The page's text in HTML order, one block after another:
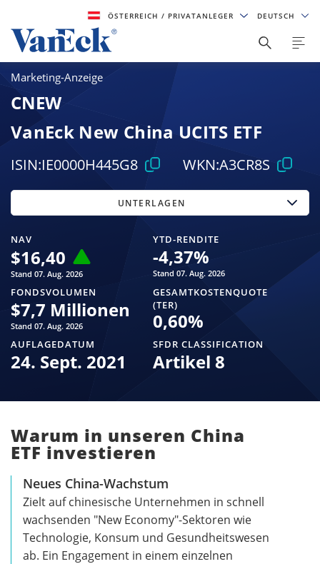
ÖSTERREICH/ PRIVATANLEGER DEUTSCH
Marketing-Anzeige
CNEW
VanEck New China UCITS ETF
ISIN:IE0000H445G8 WKN:A3CR8S
NAV
$16,40
Stand 07. Aug. 2026
YTD-RENDITE
-4,37%
Stand 07. Aug. 2026
FONDSVOLUMEN
$7,7 Millionen
Stand 07. Aug. 2026
GESAMTKOSTENQUOTE
(TER)
0,60%
AUFLAGEDATUM
24. Sept. 2021
SFDR CLASSIFICATION
Artikel 8
UNTERLAGEN
Warum in unseren China
ETF investieren
Neues China-Wachstum
Zielt auf chinesische Unternehmen in schnell
wachsenden "New Economy"-Sektoren wie
Technologie, Konsum und Gesundheitswesen
ab. Ein Engagement in einem einzelnen